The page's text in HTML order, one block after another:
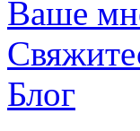
Ваше
Блог